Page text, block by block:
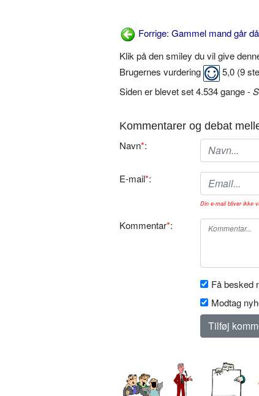
Forrige: Gammel mand går
Klik på den smiley du vil give
Brugernes vurdering
5,0 (9
Siden er blevet set 4.534 gange -
Kommentarer og debat
Navn*:
E-mail*:
Din e-mail bliver ikke
Kommentar*:
Få besked
Modtag